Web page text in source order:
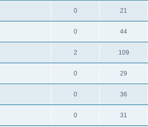
0 21
0 44
2 109
0 29
0 36
0 31